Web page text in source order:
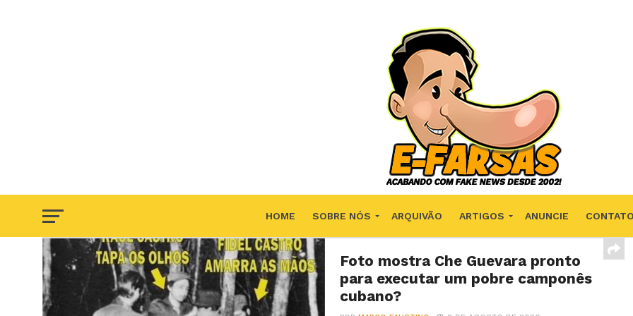
HOME SOBRE NÓS ARQUIVÃO ARTIGOS ANUNCIE CONTATO
F.A.Q
Foto mostra Che Guevara pronto
para executar um pobre camponês
cubano?